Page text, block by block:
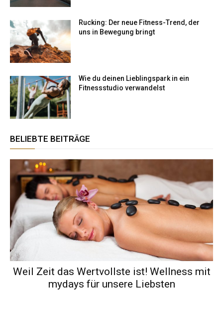
Rucking: Der neue Fitness-Trend, der
uns in Bewegung bringt
Wie du deinen Lieblingspark in ein
Fitnessstudio verwandelst
BELIEBTE BEITRÄGE
Weil Zeit das Wertvollste ist! Wellness mit
mydays für unsere Liebsten